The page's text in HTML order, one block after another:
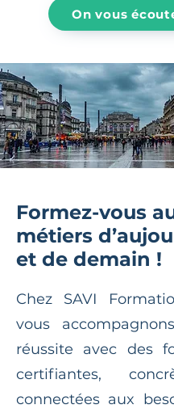
On vous
Formez-vous
métiers
et de demain !
Chez SAVI
vous
réussite avec des
certifiantes,
connectées aux